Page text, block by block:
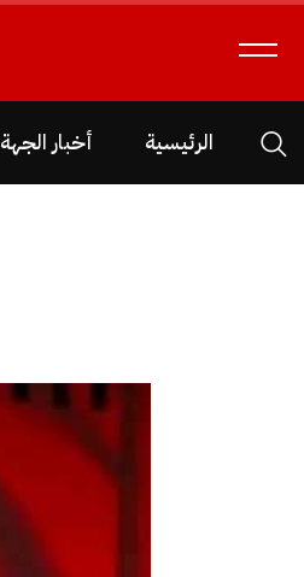
الرئيسية أخبار الجهة